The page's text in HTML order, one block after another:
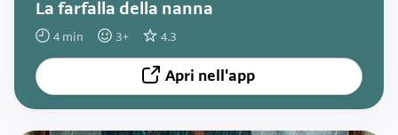
La farfalla della nanna
4 min 3+ 4.3
Apri nell'app